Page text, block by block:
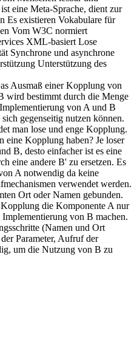
eine Meta-Sprache, dient zur
Es existieren Vokabulare für
Vom W3C normiert
XML-basiert Lose
Synchrone und asynchrone
Unterstützung des
Ausmaß einer Kopplung von
wird bestimmt durch die Menge
von A und B
gegenseitig nutzen können.
man lose und enge Kopplung.
eine Kopplung haben? Je loser
B, desto einfacher ist es eine
eine andere B' zu ersetzen. Es
A notwendig da keine
verwendet werden.
Ort oder Namen gebunden.
die Komponente A nur
von B machen.
(Namen und Ort
Parameter, Aufruf der
um die Nutzung von B zu